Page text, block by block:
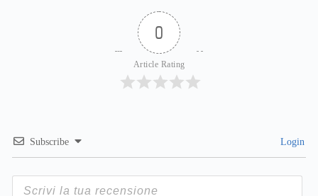
0
Article Rating
Subscribe Login